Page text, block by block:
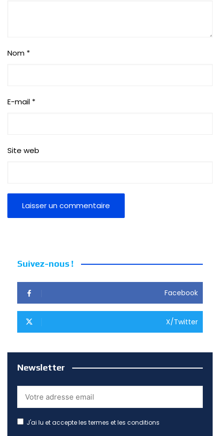
Nom *
E-mail *
Site web
Suivez-nous !
Facebook
X/Twitter
Newsletter
J'ai lu et accepte les termes et les conditions